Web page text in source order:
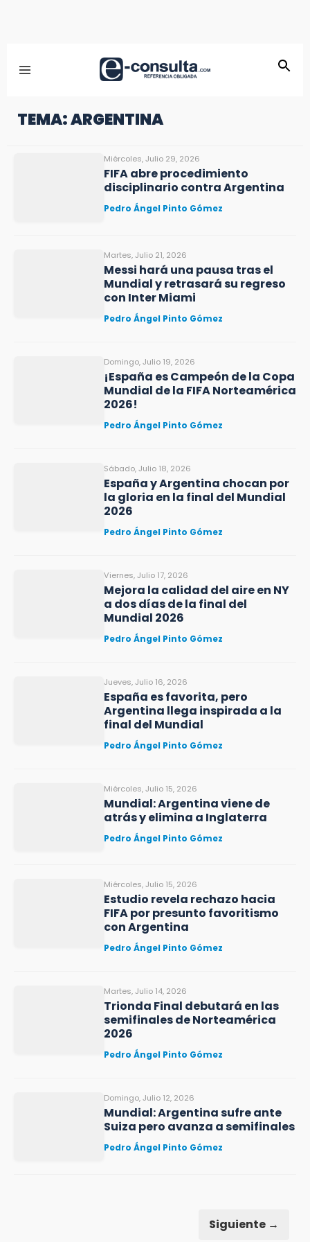
TEMA: ARGENTINA
Miércoles, Julio 29, 2026
FIFA abre procedimiento
disciplinario contra Argentina
Pedro Ángel Pinto Gómez
Martes, Julio 21, 2026
Messi hará una pausa tras el
Mundial y retrasará su regreso
con Inter Miami
Pedro Ángel Pinto Gómez
Domingo, Julio 19, 2026
¡España es Campeón de la Copa
Mundial de la FIFA Norteamérica
2026!
Pedro Ángel Pinto Gómez
Sábado, Julio 18, 2026
España y Argentina chocan por
la gloria en la final del Mundial
2026
Pedro Ángel Pinto Gómez
Viernes, Julio 17, 2026
Mejora la calidad del aire en NY
a dos días de la final del
Mundial 2026
Pedro Ángel Pinto Gómez
Jueves, Julio 16, 2026
España es favorita, pero
Argentina llega inspirada a la
final del Mundial
Pedro Ángel Pinto Gómez
Miércoles, Julio 15, 2026
Mundial: Argentina viene de
atrás y elimina a Inglaterra
Pedro Ángel Pinto Gómez
Miércoles, Julio 15, 2026
Estudio revela rechazo hacia
FIFA por presunto favoritismo
con Argentina
Pedro Ángel Pinto Gómez
Martes, Julio 14, 2026
Trionda Final debutará en las
semifinales de Norteamérica
2026
Pedro Ángel Pinto Gómez
Domingo, Julio 12, 2026
Mundial: Argentina sufre ante
Suiza pero avanza a semifinales
Pedro Ángel Pinto Gómez
Siguiente →